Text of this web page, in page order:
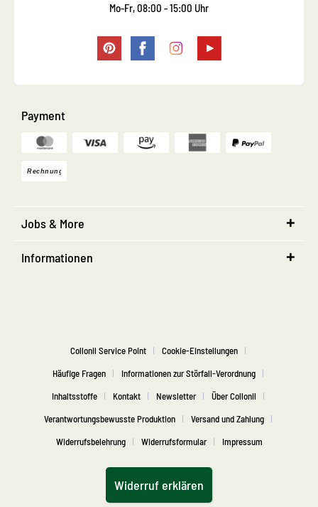
Mo-Fr, 08:00 - 15:00 Uhr
Payment
Jobs & More
Informationen
Collonil Service Point
Cookie-Einstellungen
Häufige Fragen
Informationen zur Störfall-Verordnung
Inhaltsstoffe
Kontakt Newsletter
Über Collonil
Verantwortungsbewusste Produktion
Versand und Zahlung
Widerrufsbelehrung
Widerrufsformular Impressum
Widerruf erklären